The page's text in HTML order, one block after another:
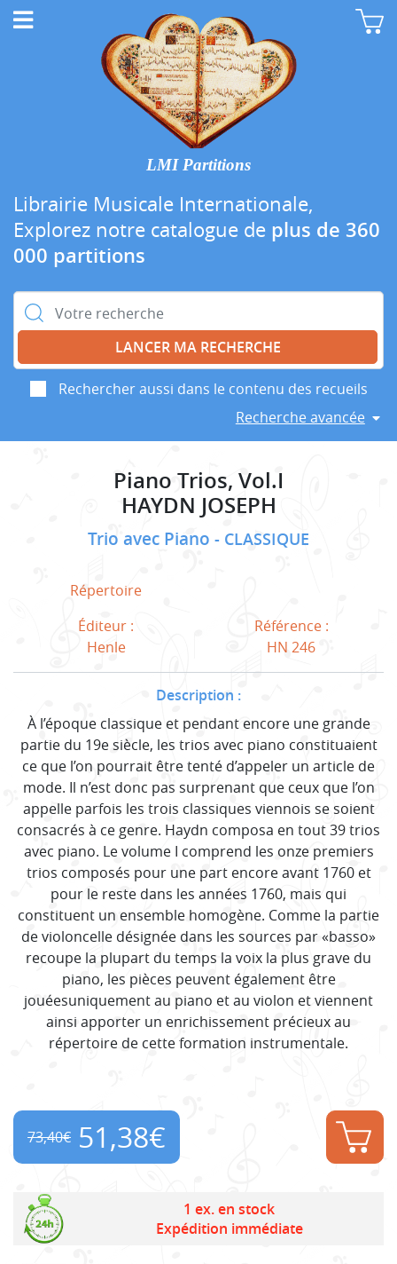
LMI Partitions
Librairie Musicale Internationale,
Explorez notre catalogue de plus de 360
000 partitions
Rechercher :
Rechercher aussi dans le contenu des recueils
Recherche avancée
Piano Trios, Vol.I
HAYDN JOSEPH
Trio avec Piano CLASSIQUE
Répertoire
Éditeur :
Henle
Référence :
HN 246
Description :
À l’époque classique et pendant encore une grande
partie du 19e siècle, les trios avec piano constituaient
ce que l’on pourrait être tenté d’appeler un article de
mode. Il n’est donc pas surprenant que ceux que l’on
appelle parfois les trois classiques viennois se soient
consacrés à ce genre. Haydn composa en tout 39 trios
avec piano. Le volume I comprend les onze premiers
trios composés pour une part encore avant 1760 et
pour le reste dans les années 1760, mais qui
constituent un ensemble homogène. Comme la partie
de violoncelle désignée dans les sources par «basso»
recoupe la plupart du temps la voix la plus grave du
piano, les pièces peuvent également être
jouéesuniquement au piano et au violon et viennent
ainsi apporter un enrichissement précieux au
répertoire de cette formation instrumentale.
73,40€
Original
51,38€
Current
1 ex. en stock
Expédition immédiate